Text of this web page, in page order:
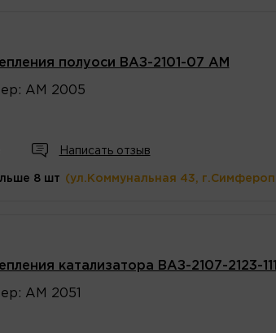
полуоси ВАЗ-2101-07 АМ
: АМ 2005
Написать отзыв
8 шт (ул.Коммунальная 43,
катализатора ВАЗ-2107-2123-
: АМ 2051